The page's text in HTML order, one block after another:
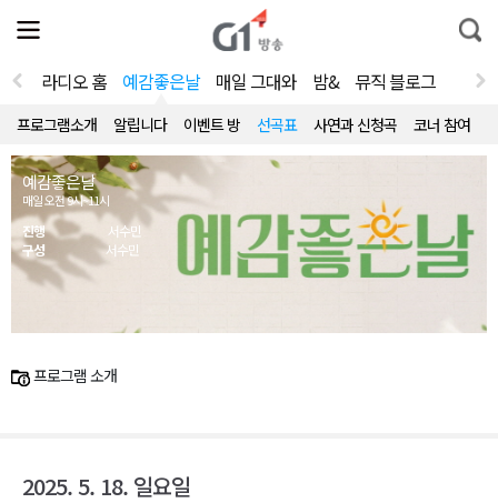
전
체
뉴
열
통
합
라디오 홈 예감좋은날 매일 그대와 밤& 뮤직 블로그
프로그램소개 알립니다 이벤트 방 선곡표 사연과 신청곡 코너 참여
예감좋은날
매일 오전 9시~11시
진행
서수민
구성
서수민
프로그램 소개
2025. 5. 18. 일요일